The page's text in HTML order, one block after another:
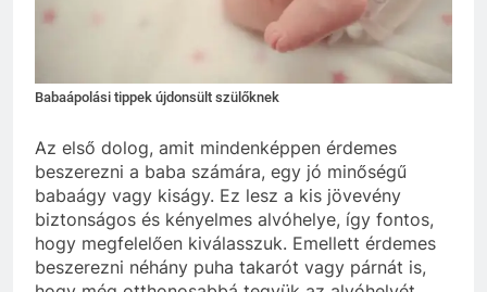
Babaápolási tippek újdonsült szülőknek
Az első dolog, amit mindenképpen érdemes
beszerezni a baba számára, egy jó minőségű
babaágy vagy kiságy. Ez lesz a kis jövevény
biztonságos és kényelmes alvóhelye, így fontos,
hogy megfelelően kiválasszuk. Emellett érdemes
beszerezni néhány puha takarót vagy párnát is,